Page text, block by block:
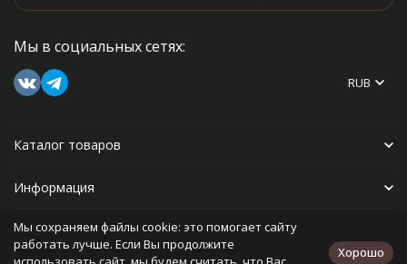
Мы в социальных сетях:
RUB
Каталог товаров
Информация
Прочее
Мы сохраняем файлы cookie: это помогает сайту
работать лучше. Если Вы продолжите
Хорошо